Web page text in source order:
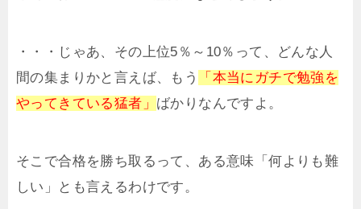
・・・じゃあ、その上位5％～10％って、どんな人
間の集まりかと言えば、もう
「本当にガチで勉強を
やってきている猛者」 ばかりなんですよ。
そこで合格を勝ち取るって、ある意味「何よりも難
しい」とも言えるわけです。